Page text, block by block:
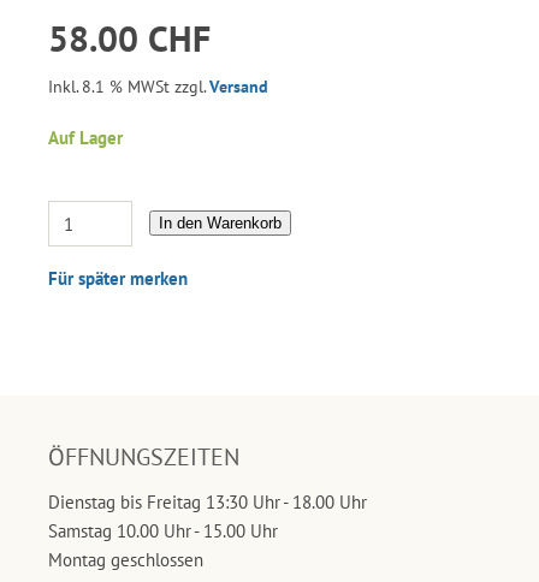
58.00 CHF
Inkl. 8.1 % MWSt zzgl.Versand
Auf Lager
In den Warenkorb
Für später merken
ÖFFNUNGSZEITEN
Dienstag bis Freitag 13:30 Uhr - 18.00 Uhr
Samstag 10.00 Uhr - 15.00 Uhr
Montag geschlossen